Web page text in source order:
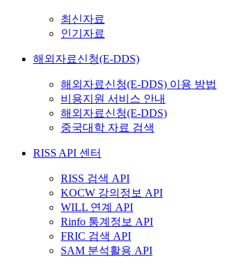
최신자료
인기자료
해외자료신청(E-DDS)
해외자료신청(E-DDS) 이용 방법
비용지원 서비스 안내
해외자료신청(E-DDS)
중국대학 자료 검색
RISS API 센터
RISS 검색 API
KOCW 강의정보 API
WILL 연계 API
Rinfo 통계정보 API
FRIC 검색 API
SAM 분석활용 API